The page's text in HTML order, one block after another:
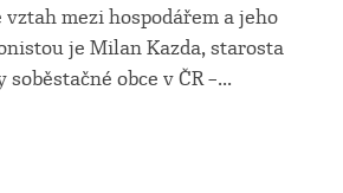
mezi hospodářem a jeho
je Milan Kazda, starosta
obce v ČR –...